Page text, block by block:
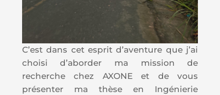
C’est dans cet esprit d’aventure que j’ai
choisi d’aborder ma mission de
recherche chez AXONE et de vous
présenter ma thèse en Ingénierie